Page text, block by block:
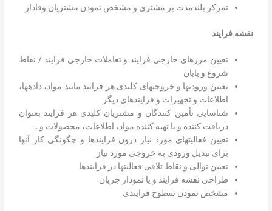
تمرکز بلندمدت بر مشتری و مشخص نمودن مشتریان وفادار
نقشه فرایند
تعیین مرزهای خارجی فرایند و تعاملات خارجی فرایند / نقاط
شروع و پایان
تعیین ورودیها و خروجیهای کلیدی هر فرایند مانند مواد، دادهها،
اطلاعات و تجهیزات و فرایندهای دیگر
شناسایی تأمین کنندگان و مشتریان کلیدی هر فرایند بعنوان
دریافت کننده و یا تهیه کننده مواد، اطلاعات، محصولات و …
تعیین فعالیتهای مورد نیاز درون فرایندها و چگونگی کار آنها
برای تبدیل ورودی به خروجی مورد نیاز
تعیین توالی و نقاط تلاقی فعالیتها در فرایندها
طراحی نقشه فرایند و یا نمودار جریان
مشخص نمودن سطوح فرایندی